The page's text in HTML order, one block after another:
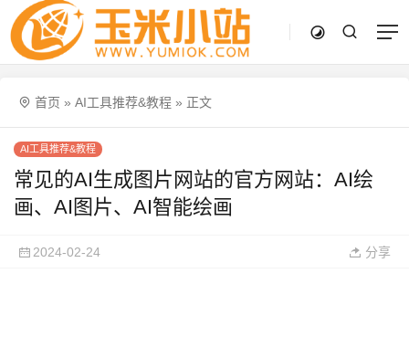
首页 » AI工具推荐&教程 » 正文
AI工具推荐&教程
常见的AI生成图片网站的官方网站：AI绘
画、AI图片、AI智能绘画
2024-02-24 分享